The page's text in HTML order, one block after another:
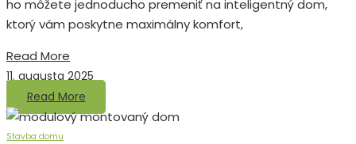
ho môžete jednoducho premeniť na inteligentný dom,
ktorý vám poskytne maximálny komfort,
Read More
11. augusta 2025
Read More
Stavba domu